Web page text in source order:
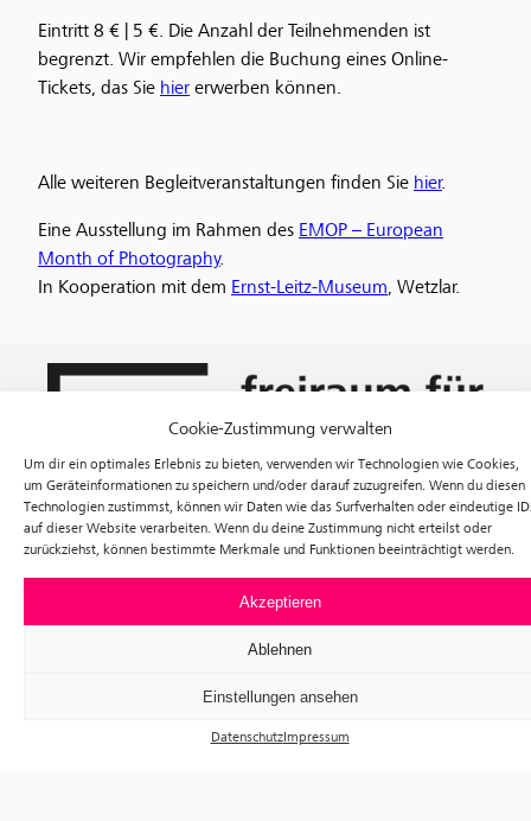
Cookie-Zustimmung verwalten
Um dir ein optimales Erlebnis zu bieten, verwenden wir Technologien wie Cookies,
um Geräteinformationen zu speichern und/oder darauf zuzugreifen. Wenn du diesen
Technologien zustimmst, können wir Daten wie das Surfverhalten oder eindeutige
auf dieser Website verarbeiten. Wenn du deine Zustimmung nicht erteilst oder
zurückziehst, können bestimmte Merkmale und Funktionen beeinträchtigt werden.
Akzeptieren
Ablehnen
Einstellungen ansehen
DatenschutzImpressum
Eintritt 8 € | 5 €. Die Anzahl der Teilnehmenden ist
begrenzt. Wir empfehlen die Buchung eines Online-
Tickets, das Sie hier erwerben können.
Alle weiteren Begleitveranstaltungen finden Sie hier.
Eine Ausstellung im Rahmen des EMOP – European
Month of Photography.
In Kooperation mit dem Ernst-Leitz-Museum, Wetzlar.
Ausstellungen
Veranstaltungen
Tickets